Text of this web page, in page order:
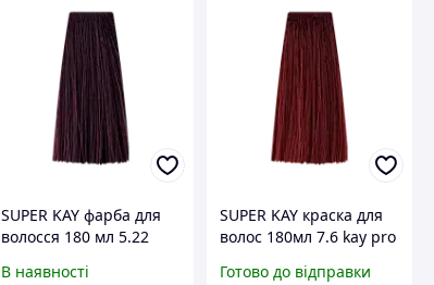
SUPER KAY фарба для
волосся 180 мл 5.22
фіолетовий
В наявності
SUPER KAY краска для
волос 180мл 7.6 kay pro
Готово до відправки